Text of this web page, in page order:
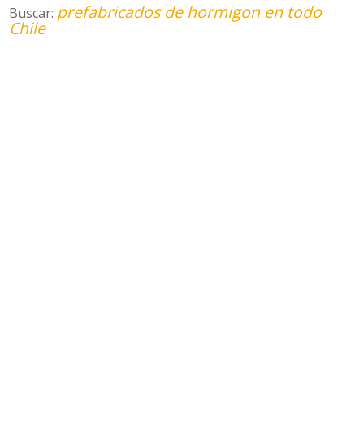
Buscar: prefabricados de hormigon en todo
Chile